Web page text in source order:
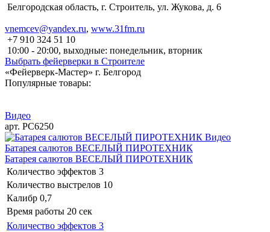
Белгородская область, г. Строитель, ул. Жукова, д. 6
vnemcev@yandex.ru, www.31fm.ru
+7 910 324 51 10
10:00 - 20:00, выходные: понедельник, вторник
Выбрать фейерверки в Строителе
«Фейерверк-Мастер» г. Белгород
Популярные товары:
Видео
арт. РС6250
Видео
Батарея салютов ВЕСЕЛЫЙ ПИРОТЕХНИК
Батарея салютов ВЕСЕЛЫЙ ПИРОТЕХНИК
Количество эффектов 3
Количество выстрелов 10
Калибр 0,7
Время работы 20 сек
Количество эффектов 3